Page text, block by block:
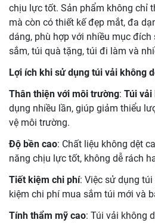
chịu lực tốt. Sản phẩm không chỉ
mà còn có thiết kế đẹp mắt, đa
dáng, phù hợp với nhiều mục
sắm, túi quà tặng, túi đi làm và
Lợi ích khi sử dụng túi vải không
Thân thiện với môi trường: Túi vải
dụng nhiều lần, giúp giảm thiểu
vệ môi trường.
Độ bền cao: Chất liệu không dệt
năng chịu lực tốt, không dễ rách
Tiết kiệm chi phí: Việc sử dụng
kiệm chi phí mua sắm túi mới và
Tính thẩm mỹ cao: Túi vải không